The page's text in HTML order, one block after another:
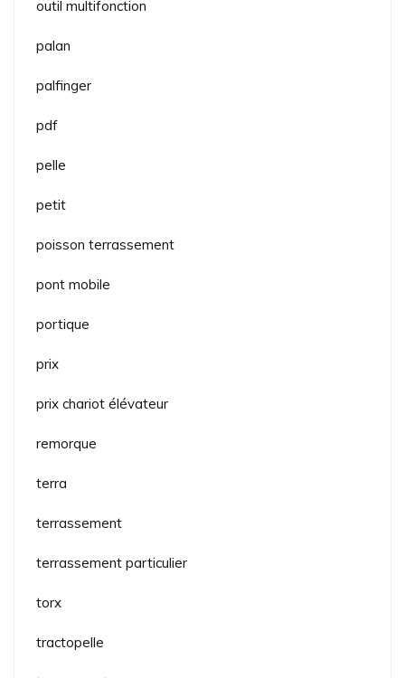
outil multifonction
palan
palfinger
pdf
pelle
petit
poisson terrassement
pont mobile
portique
prix
prix chariot élévateur
remorque
terra
terrassement
terrassement particulier
torx
tractopelle